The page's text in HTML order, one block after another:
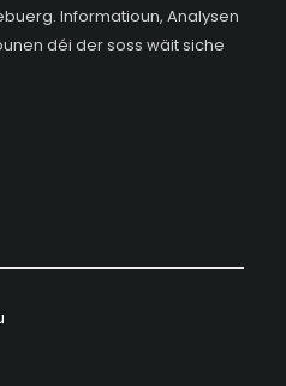
Informatioun, Analysen
déi der soss wäit siche